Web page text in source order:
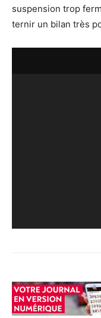
suspension trop
ternir un bilan très